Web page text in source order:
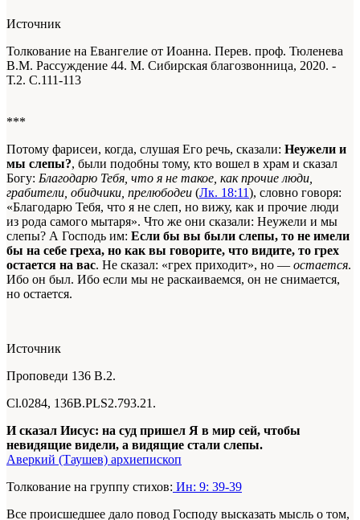
Источник
Толкование на Евангелие от Иоанна. Перев. проф. Тюленева
В.М. Рассуждение 44. М. Сибирская благозвонница, 2020. -
Т.2. С.111-113
***
Потому фарисеи, когда, слушая Его речь, сказали: Неужели и
мы слепы?, были подобны тому, кто вошел в храм и сказал
Богу: Благодарю Тебя, что я не такое, как прочие люди,
грабители, обидчики, прелюбодеи (Лк. 18:11), словно говоря:
«Благодарю Тебя, что я не слеп, но вижу, как и прочие люди
из рода самого мытаря». Что же они сказали: Неужели и мы
слепы? А Господь им: Если бы вы были слепы, то не имели
бы на себе греха, но как вы говорите, что видите, то грех
остается на вас. Не сказал: «грех приходит», но — остается.
Ибо он был. Ибо если мы не раскаиваемся, он не снимается,
но остается.
Источник
Проповеди 136 В.2.
Сl.0284, 136B.PLS2.793.21.
И сказал Иисус: на суд пришел Я в мир сей, чтобы
невидящие видели, а видящие стали слепы.
Аверкий (Таушев) архиепископ
Толкование на группу стихов: Ин: 9: 39-39
Все происшедшее дало повод Господу высказать мысль о том,